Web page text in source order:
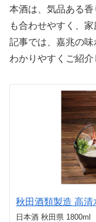
本酒は、気品ある
も合わせやすく、
記事では、嘉兆の
わかりやすくご紹介
秋田酒類製造 高清
日本酒 秋田県 1800ml